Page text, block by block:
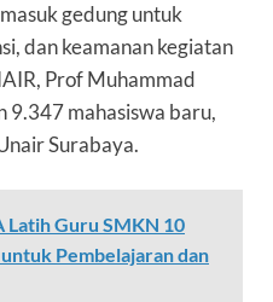
gedung untuk
dan keamanan kegiatan
Prof Muhammad
9.347 mahasiswa baru,
Surabaya.
Latih Guru SMKN 10
Pembelajaran dan